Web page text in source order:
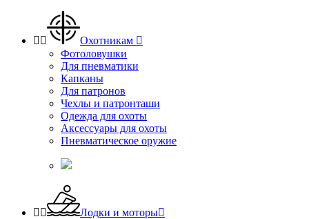
  Охотникам 
Фотоловушки
Для пневматики
Капканы
Для патронов
Чехлы и патронташи
Одежда для охоты
Аксессуары для охоты
Пневматическое оружие
  Лодки и моторы